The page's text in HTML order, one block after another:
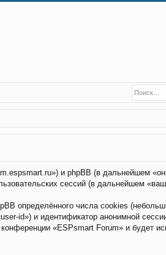
и phpBB (в дальнейшем
сессий (в дальнейшем
определённого числа cookies
id») и идентификатор анонимной
«ESPsmart Forum» и будет